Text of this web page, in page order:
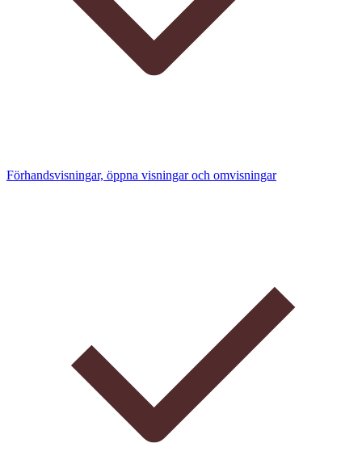
Förhandsvisningar, öppna visningar och omvisningar